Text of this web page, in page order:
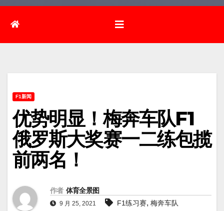
F1新闻
优势明显！梅奔车队F1
俄罗斯大奖赛一二练包揽
前两名！
作者 体育全景图
9 月 25, 2021 F1练习赛, 梅奔车队